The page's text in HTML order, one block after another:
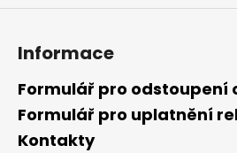
n
a
j
í
t
?
Informace
Formulář pro odstoupení
Formulář pro uplatnění
Kontakty